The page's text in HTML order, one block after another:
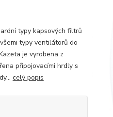
typy kapsových filtrů
typy ventilátorů do
je vyrobena z
připojovacími hrdly s
celý popis